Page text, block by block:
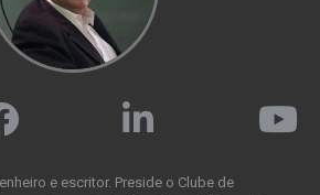
e escritor. Preside o Clube de